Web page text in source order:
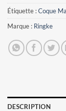
Étiquette :Coque
Marque : Ringke
DESCRIPTION